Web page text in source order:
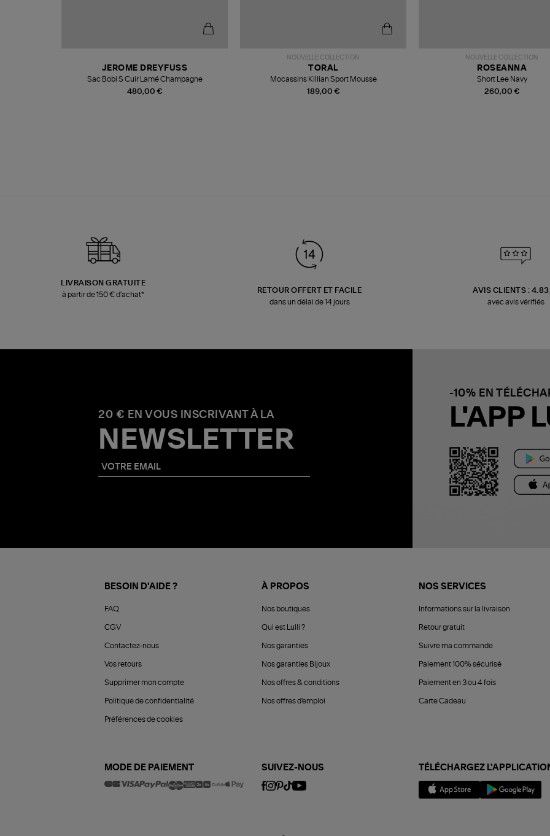
480,00 €
JEROME DREYFUSS
Sac Bobi S Cuir Lamé Champagne
NOUVELLE COLLECTION
189,00 €
TORAL
Mocassins Killian Sport Mousse
NOUVELLE COLLECTION
260,00 €
ROSEANNA
Short Lee Navy
LIVRAISON GRATUITE
à partir de 150 € d'achat*
RETOUR OFFERT ET FACILE
dans un délai de 14 jours
AVIS CLIENTS :
avec avis vérifiés
20 € EN VOUS INSCRIVANT À LA
NEWSLETTER
-10% EN
L'APP
BESOIN D'AIDE ?
FAQ
CGV
Contactez-nous
Vos retours
Supprimer mon compte
Politique de confidentialité
Préférences de cookies
À PROPOS
Nos boutiques
Qui est Lulli ?
Nos garanties
Nos garanties Bijoux
Nos offres & conditions
Nos offres d'emploi
NOS SERVICES
Informations sur la livraison
Retour gratuit
Suivre ma commande
Paiement 100% sécurisé
Paiement en 3 ou 4 fois
Carte Cadeau
MODE DE PAIEMENT SUIVEZ-NOUS TÉLÉCHARGEZ